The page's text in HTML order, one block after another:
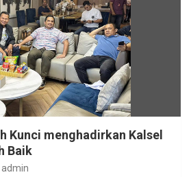
Kunci menghadirkan Kalsel
Baik
admin